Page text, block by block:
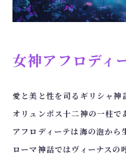
女神アフロディ
愛と美と性を司るギリシャ神
オリュンポス十二神の一柱で
アフロディーテは海の泡から
ローマ神話ではヴィーナスの